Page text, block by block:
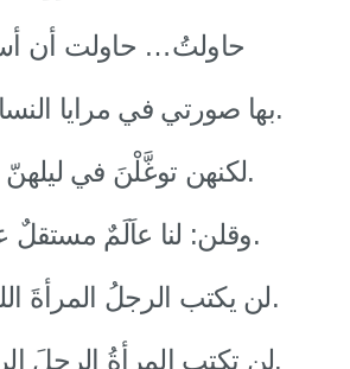
< حاولتُ… حاولت أن
بها صورتي في مرايا النساء البعيدات.
لكنهن توغَّلْنَ في ليلهنّ الحصين.
وقلن: لنا عاَلَمٌ مستقلٌ عن النصّ.
لن يكتب الرجلُ المرأةَ اللغزَ والحُلْمَ.
لن تكتب المرأةُ الرجلَ الرمْزَ والنجمَ.